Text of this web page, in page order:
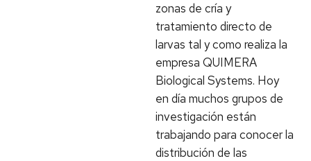
zonas de cría y
tratamiento directo de
larvas tal y como realiza la
empresa QUIMERA
Biological Systems. Hoy
en día muchos grupos de
investigación están
trabajando para conocer la
distribución de las